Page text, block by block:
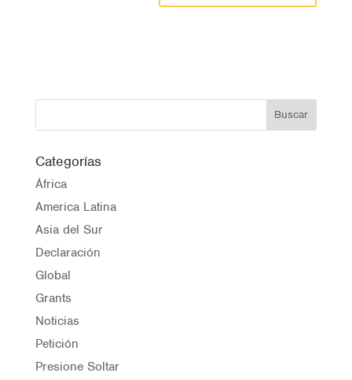
Categorías
África
America Latina
Asia del Sur
Declaración
Global
Grants
Noticias
Petición
Presione Soltar